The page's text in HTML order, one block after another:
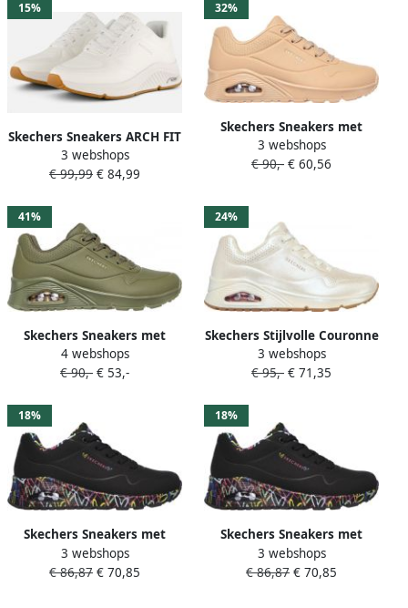
hoogwaardige demping
15%
Skechers Sneakers ARCH FIT
S-MILES MILE MAKERS in
arch fit-uitvoering
3 webshops
€ 99,99 € 84,99
32%
Skechers Sneakers met
sleehak UNO STAND ON AIR
met zacht verdikte
3 webshops
€ 90,- € 60,56
41%
Skechers Sneakers met
sleehak UNO STAND ON AIR
met zacht verdikte
4 webshops
€ 90,- € 53,-
24%
Skechers Stijlvolle Couronne
Sneakers voor vrouwen
White Dames
3 webshops
€ 95,- € 71,35
18%
Skechers Sneakers met
sleehak UNO-LOVING LOVE
Vrijetijdsschoen lage
3 webshops
€ 86,87 € 70,85
18%
Skechers Sneakers met
sleehak UNO-LOVING LOVE
Vrijetijdsschoen lage
3 webshops
€ 86,87 € 70,85